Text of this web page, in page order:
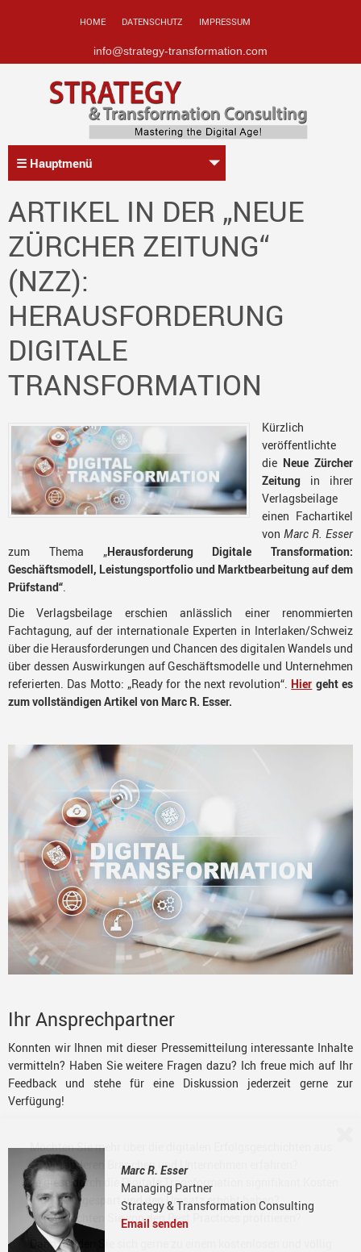
HOME DATENSCHUTZ IMPRESSUM
info@strategy-transformation.com
☰ Hauptmenü
ARTIKEL IN DER „NEUE
ZÜRCHER ZEITUNG“
(NZZ):
HERAUSFORDERUNG
DIGITALE
TRANSFORMATION
Kürzlich
veröffentlichte
die Neue Zürcher
Zeitung in ihrer
Verlagsbeilage
einen Fachartikel
von Marc R. Esser
zum Thema „Herausforderung Digitale Transformation:
Geschäftsmodell, Leistungsportfolio und Marktbearbeitung auf dem
Prüfstand“
Die Verlagsbeilage erschien anlässlich einer renommierten
Fachtagung, auf der internationale Experten in Interlaken/Schweiz
über die Herausforderungen und Chancen des digitalen Wandels und
über dessen Auswirkungen auf Geschäftsmodelle und Unternehmen
referierten. Das Motto: „Ready for the next revolution“. Hier geht es
zum vollständigen Artikel von Marc R. Esser.
Ihr Ansprechpartner
Konnten wir Ihnen mit dieser Pressemitteilung interessante Inhalte
vermitteln? Haben Sie weitere Fragen dazu? Ich freue mich auf Ihr
Feedback und stehe für eine Diskussion jederzeit gerne zur
Verfügung!
Marc R. Esser
Managing Partner
Strategy & Transformation Consulting
Email senden
Möchten Sie mehr über die digitalen Erfolgsgeschichten aus
anderen Branchen und Unternehmen erfahren?
Wie diese durch die Digitale Transformation signifikant Kosten
gespart und den Umsatz erhöht haben?
Möchten Sie von den Best Practices profitieren?
Dann melden Sie sich gerne zu einem kostenlosen und völlig